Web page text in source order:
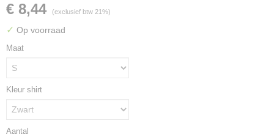
€ 8,44 (exclusief btw 21%)
✓ Op voorraad
Maat
Kleur shirt
Aantal